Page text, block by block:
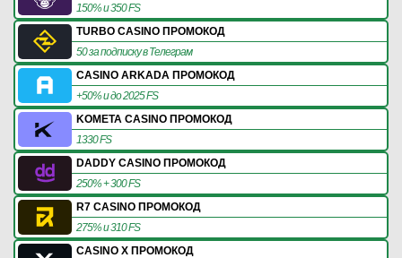
150% и 350 FS
TURBO CASINO ПРОМОКОД
50 за подписку в Телеграм
CASINO ARKADA ПРОМОКОД
+50% и до 2025 FS
KOMETA CASINO ПРОМОКОД
1330 FS
DADDY CASINO ПРОМОКОД
250% + 300 FS
R7 CASINO ПРОМОКОД
275% и 310 FS
CASINO X ПРОМОКОД